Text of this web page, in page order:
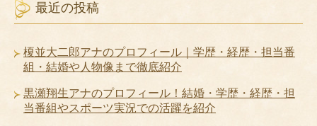
最近の投稿
榎並大二郎アナのプロフィール｜学歴・経歴・担当番
組・結婚や人物像まで徹底紹介
黒瀬翔生アナのプロフィール！結婚・学歴・経歴・担
当番組やスポーツ実況での活躍を紹介